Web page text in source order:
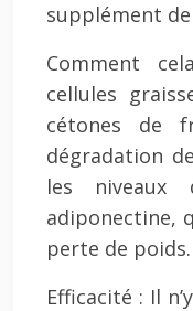
supplément
Comment
cellules
cétones de
dégradation
les niveaux
adiponectine,
perte de poids.
Efficacité : Il